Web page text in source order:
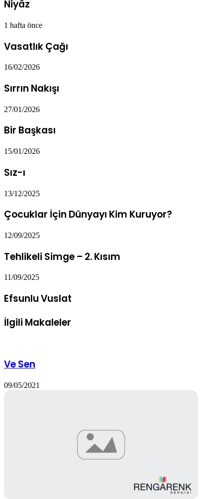
Niyâz
1 hafta önce
Vasatlık Çağı
16/02/2026
Sırrın Nakışı
27/01/2026
Bir Başkası
15/01/2026
Sız-ı
13/12/2025
Çocuklar İçin Dünyayı Kim Kuruyor?
12/09/2025
Tehlikeli Simge – 2. Kısım
11/09/2025
Efsunlu Vuslat
İlgili Makaleler
Ve Sen
09/05/2021